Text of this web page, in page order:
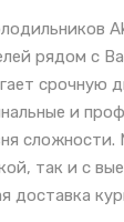
рядом с
срочную
и
сложности.
так и с
доставка